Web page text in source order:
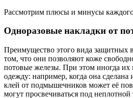
Рассмотрим плюсы и минусы каждого
Одноразовые накладки от
Преимущество этого вида защитных
том, что они позволяют коже
потовые железы. При этом иногда их
одежду: например, когда она
клей от подмышечников может её
могут просвечиваться под неплотной